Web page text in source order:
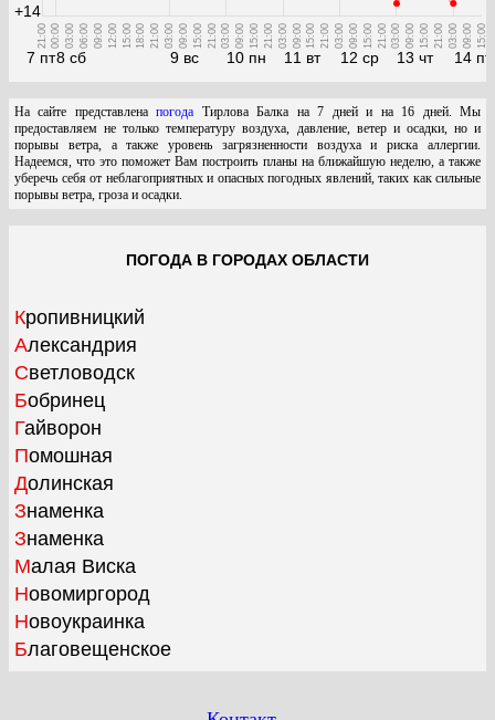
7 пт
21:00
8 сб
00:00 03:00 06:00 09:00 12:00 15:00 18:00 21:00
9 вс
03:00 09:00 15:00 21:00
10 пн
03:00 09:00 15:00 21:00
11 вт
03:00 09:00 15:00 21:00
12 ср
03:00 09:00 15:00 21:00
13 чт
03:00 09:00 15:00 21:00
14 пт
03:00 09:00 15:00
+14
На сайте представленапогода Тирлова Балка на 7 дней и на 16 дней. Мы
предоставляем не только температуру воздуха, давление, ветер и осадки, но и
порывы ветра, а также уровень загрязненности воздуха и риска аллергии.
Надеемся, что это поможет Вам построить планы на ближайшую неделю, а также
уберечь себя от неблагоприятных и опасных погодных явлений, таких как сильные
порывы ветра, гроза и осадки.
ПОГОДА В ГОРОДАХ ОБЛАСТИ
Кропивницкий
Александрия
Светловодск
Бобринец
Гайворон
Помошная
Долинская
Знаменка
Знаменка
Малая Виска
Новомиргород
Новоукраинка
Благовещенское